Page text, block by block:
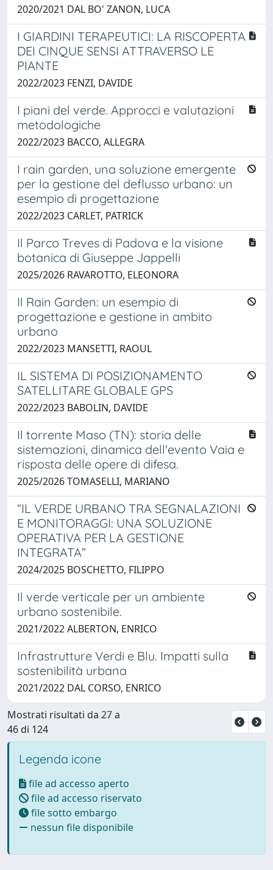
2020/2021 DAL BO' ZANON, LUCA
I GIARDINI TERAPEUTICI: LA RISCOPERTA
DEI CINQUE SENSI ATTRAVERSO LE
PIANTE
2022/2023 FENZI, DAVIDE
I piani del verde. Approcci e valutazioni
metodologiche
2022/2023 BACCO, ALLEGRA
I rain garden, una soluzione emergente
per la gestione del deflusso urbano: un
esempio di progettazione
2022/2023 CARLET, PATRICK
Il Parco Treves di Padova e la visione
botanica di Giuseppe Jappelli
2025/2026 RAVAROTTO, ELEONORA
Il Rain Garden: un esempio di
progettazione e gestione in ambito
urbano
2022/2023 MANSETTI, RAOUL
IL SISTEMA DI POSIZIONAMENTO
SATELLITARE GLOBALE GPS
2022/2023 BABOLIN, DAVIDE
Il torrente Maso (TN): storia delle
sistemazioni, dinamica dell'evento Vaia e
risposta delle opere di difesa.
2025/2026 TOMASELLI, MARIANO
“IL VERDE URBANO TRA SEGNALAZIONI
E MONITORAGGI: UNA SOLUZIONE
OPERATIVA PER LA GESTIONE
INTEGRATA”
2024/2025 BOSCHETTO, FILIPPO
Il verde verticale per un ambiente
urbano sostenibile.
2021/2022 ALBERTON, ENRICO
Infrastrutture Verdi e Blu. Impatti sulla
sostenibilità urbana
2021/2022 DAL CORSO, ENRICO
Mostrati risultati da 27 a
46 di 124
Legenda icone
file ad accesso aperto
file ad accesso riservato
file sotto embargo
nessun file disponibile